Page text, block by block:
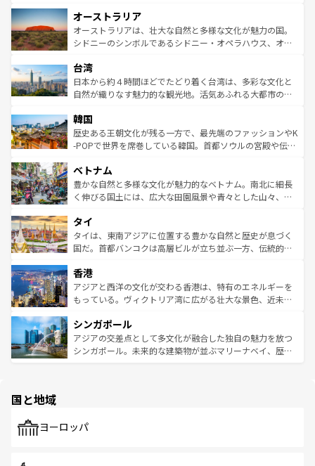
部のニューオーリンズでは、音楽と美食が融合した独特の
文化が魅力。旅行者はアメリカの各地域で異なる魅力を楽
しみながら、その多様性と豊かな歴史を感じることができ
ならではの贅沢な旅のスタイルだ。 なお、新着のアメリカ
情報はコンテンツ一覧を参照してほしい。
ワイ島は見逃せない。また、定番の観光地といえばオアフ
島だが、静かな自然を求めるならマウイ島やカウアイ島が
おすすめ。エメラルドグリーンに輝く海をはじめ、豊かな
れるおもてなしの心で訪れる人々を迎えてくれるハワイの
人々、おいしいローカルフードやハワイアンミュージッ
ク、伝統的なフラダンスなど、すべてがハワイの魅力を彩
ワイを、存分に味わってほしい。 なお、新着のハワイ情報
はコンテンツ一覧を参照してほしい。
オーストラリア
オーストラリアは、壮大な自然と多様な文化が魅力の国。
シドニーのシンボルであるシドニー・オペラハウス、オー
リアリーフや大陸中央部にそびえるウルル（エアーズロッ
ク）、タスマニアの美しい原生林やケアンズの熱帯雨林な
ど、見どころがたくさん。また、カフェやワイン、オージ
いる。アクティビティも充実しており、サーフィンやダイ
ビング、ハイキングなど、アウトドア好きにはたまらな
い。オーストラリアの多彩な魅力を存分に味わいつくそ
参照してほしい。
台湾
日本から約４時間ほどでたどり着く台湾は、多彩な文化と
自然が織りなす魅力的な観光地。活気あふれる大都市の台
ン）、静ひつな山岳地帯である台湾東部など、都市の喧騒
と山間の静けさが共存しており、訪れる人に新しい発見と
驚きをもたらしてくれる。また、奥深い台湾の食文化も魅
容にもいいと評判のスイーツなど、バラエティ豊かな料理
が味わえる。 なお、新着の台湾情報は コンテンツ一覧を参
照してほしい。
韓国
歴史ある王朝文化が残る一方で、最先端のファッションやK
-POPで世界を席巻している韓国。首都ソウルの宮殿や伝統
き、地方に足を延ばせば四季折々の自然美を楽しむことが
できる。そして、キムチや焼肉、絶品のストリートフード
まで、さまざまな韓国料理が待っている。夜には、韓国な
リティに包まれながら、韓国の多彩な魅力を心ゆくまで味
わってみてほしい。 なお、新着の韓国情報はコンテンツ一
覧を参照してほしい。
ベトナム
豊かな自然と多様な文化が魅力的なベトナム。南北に細長
く伸びる国土には、広大な田園風景や青々とした山々、世
急速な発展と共に伝統が息づく。ハノイの古い町並みやホ
ーチミン市のフランス統治時代の建物も、独特の雰囲気を
醸し出している。また、バラエティの豊かさとおいしさで
とつ。フォーやバインミー、ベトナムコーヒーなどは、ぜ
ひ現地で味わいたい。どの地域を訪れてもあたたかい人々
が旅行者を迎えてくれるので、きっと忘れられない旅にな
参照してほしい。
タイ
タイは、東南アジアに位置する豊かな自然と歴史が息づく
国だ。首都バンコクは高層ビルが立ち並ぶ一方、伝統的な
の活気が交差している。北部ではチェンマイなどの山岳地
帯で自然と触れ合い、南部ではプーケットやクラビの美し
いビーチでリゾート気分を楽しむことができる。タイ料理
激する。気候は一年中温暖で、どの季節にも異なる楽しみ
が待っている。親しみやすいタイの人々、仏教を中心とし
た文化、そして多様な観光資源が、訪れる旅人を魅了し続
香港
アジアと西洋の文化が交わる香港は、特有のエネルギーを
もっている。ヴィクトリア湾に広がる壮大な景色、近未来
み、どこを訪れても感動するはず。観光スポットが密集し
ており、効率よく見どころを回れるのも魅力。息をのむよ
うな絶景から文化的な体験まで、香港を存分に楽しみ尽く
シンガポール
アジアの交差点として多文化が融合した独自の魅力を放つ
シンガポール。未来的な建築物が並ぶマリーナベイ、歴史
で、ホーカーズは地元の風情を楽しめる外せないスポット
国と地域
ヨーロッパ